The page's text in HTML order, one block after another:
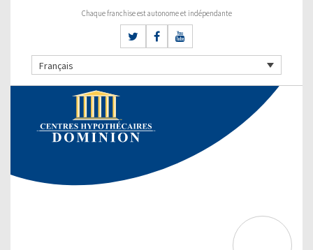
Chaque franchise est autonome et indépendante
Français